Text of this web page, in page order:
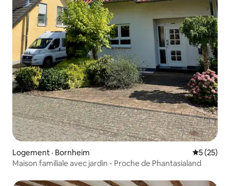
Logement · Bornheim Note
5 (25)
Maison familiale avec jardin - Proche de Phantasialand